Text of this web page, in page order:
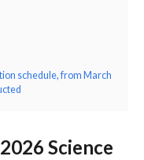
schedule, from March
Science